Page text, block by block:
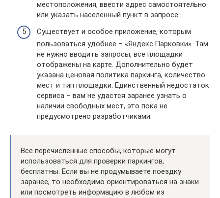
местоположения, ввести адрес самостоятельно
или указать населенный пункт в запросе.
Существует и особое приложение, которым
пользоваться удобнее – «Яндекс.Парковки». Там
не нужно вводить запросы, все площадки
отображены на карте. Дополнительно будет
указана ценовая политика паркинга, количество
мест и тип площадки. Единственный недостаток
сервиса – вам не удастся заранее узнать о
наличии свободных мест, это пока не
предусмотрено разработчиками.
Все перечисленные способы, которые могут
использоваться для проверки паркингов,
бесплатны. Если вы не продумываете поездку
заранее, то необходимо ориентироваться на знаки
или посмотреть информацию в любом из